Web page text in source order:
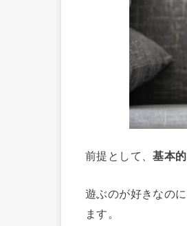
前提として、基本
遊ぶのが好きなの
ます。